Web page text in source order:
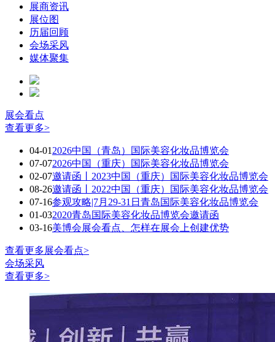
展商资讯
展位图
历届回顾
会场采风
媒体聚集
展会看点
查看更多>
04-012026中国（青岛）国际美容化妆品博览会
07-072026中国（重庆）国际美容化妆品博览会
02-07邀请函丨2023中国（重庆）国际美容化妆品博览会
08-26邀请函丨2022中国（重庆）国际美容化妆品博览会
07-16参观攻略|7月29-31日青岛国际美容化妆品博览会
01-032020青岛国际美容化妆品博览会邀请函
03-16美博会展会看点、怎样在展会上创建优势
查看更多展会看点>
会场采风
查看更多>